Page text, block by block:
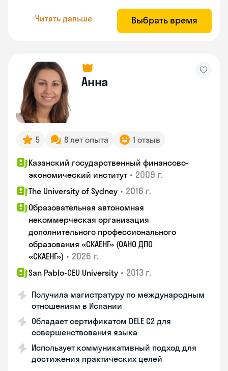
Читать дальше Выбрать время
Анна
5 8 лет опыта 1 отзыв
Казанский государственный финансово-
экономический институт • 2009 г.
The University of Sydney • 2016 г.
Образовательная автономная
некоммерческая организация
дополнительного профессионального
образования «СКАЕНГ» (ОАНО ДПО
«СКАЕНГ») • 2026 г.
San Pablo-CEU University • 2013 г.
Получила магистратуру по международным
отношениям в Испании
Обладает сертификатом DELE C2 для
совершенствования языка
Использует коммуникативный подход для
достижения практических целей